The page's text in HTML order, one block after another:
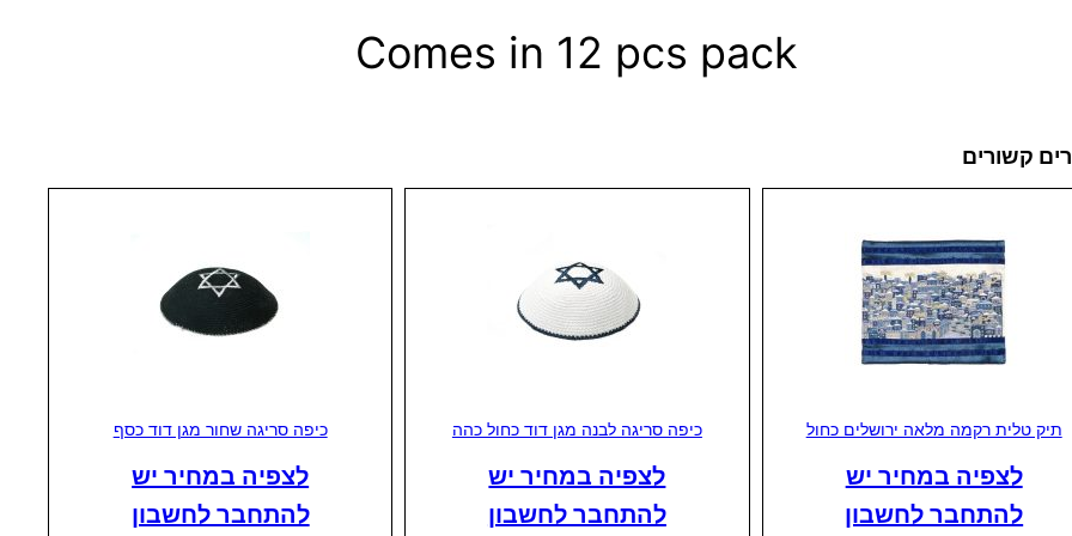
Comes in 12 pcs pack
קשורים
תיק טלית רקמה מלאה ירושלים כחול
לצפיה במחיר יש
להתחבר לחשבון
כיפה סריגה לבנה מגן דוד כחול כהה
לצפיה במחיר יש
להתחבר לחשבון
כיפה סריגה שחור מגן דוד כסף
לצפיה במחיר יש
להתחבר לחשבון